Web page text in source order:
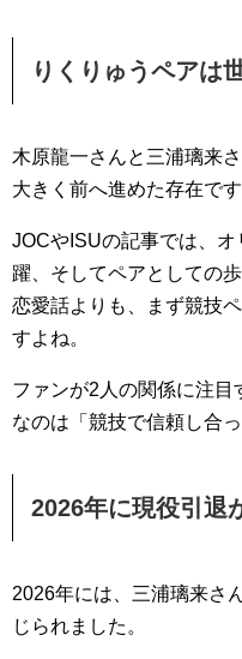
りくりゅうペアは
木原龍一さんと三浦璃来
大きく前へ進めた存在です
JOCやISUの記事では、
躍、そしてペアとしての
恋愛話よりも、まず競技
すよね。
ファンが2人の関係に注
なのは「競技で信頼し合
2026年に現役引退
2026年には、三浦璃来さ
じられました。